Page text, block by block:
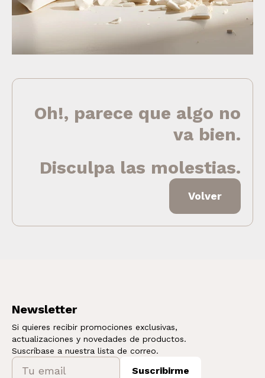
Oh!, parece que algo no
va bien.
Disculpa las molestias.
Volver
Newsletter
Si quieres recibir promociones exclusivas,
actualizaciones y novedades de productos.
Suscríbase a nuestra lista de correo.
Suscribirme